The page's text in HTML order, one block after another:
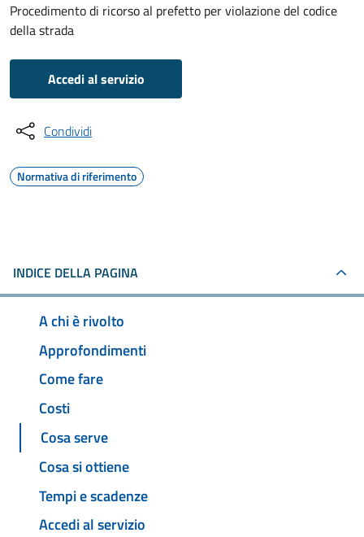
Procedimento di ricorso al prefetto per violazione del codice
della strada
Accedi al servizio
Condividi
Normativa di riferimento
INDICE DELLA PAGINA
A chi è rivolto
Approfondimenti
Come fare
Costi
Cosa serve
Cosa si ottiene
Tempi e scadenze
Accedi al servizio